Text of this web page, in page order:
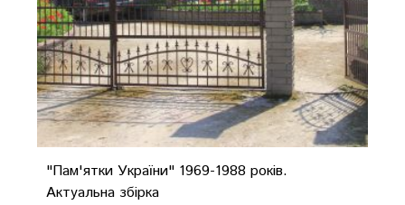
"Пам'ятки України" 1969-1988 років.
Актуальна збірка